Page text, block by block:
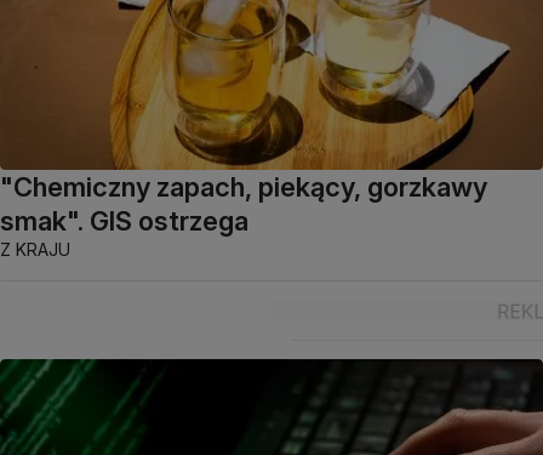
"Chemiczny zapach, piekący, gorzkawy
smak". GIS ostrzega
Z KRAJU